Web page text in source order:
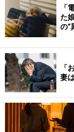
例えばその声優
か情報が行き交
合は、声優が泊
たり、片っ端か
悪口合戦が
「その人にもプ
ァンは放ってお
「
た
の“
「
妻